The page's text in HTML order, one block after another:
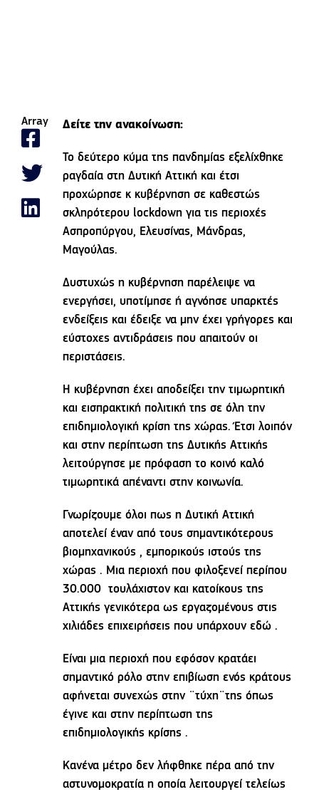
Array Δείτε την ανακοίνωση:
Το δεύτερο κύμα της πανδημίας εξελίχθηκε
ραγδαία στη Δυτική Αττική και έτσι
προχώρησε κ κυβέρνηση σε καθεστώς
σκληρότερου lockdown για τις περιοχές
Ασπροπύργου, Ελευσίνας, Μάνδρας,
Μαγούλας.
Δυστυχώς η κυβέρνηση παρέλειψε να
ενεργήσει, υποτίμησε ή αγνόησε υπαρκτές
ενδείξεις και έδειξε να μην έχει γρήγορες και
εύστοχες αντιδράσεις που απαιτούν οι
περιστάσεις.
Η κυβέρνηση έχει αποδείξει την τιμωρητική
και εισπρακτική πολιτική της σε όλη την
επιδημιολογική κρίση της χώρας. Έτσι λοιπόν
και στην περίπτωση της Δυτικής Αττικής
λειτούργησε με πρόφαση το κοινό καλό
τιμωρητικά απέναντι στην κοινωνία.
Γνωρίζουμε όλοι πως η Δυτική Αττική
αποτελεί έναν από τους σημαντικότερους
βιομηχανικούς , εμπορικούς ιστούς της
χώρας . Μια περιοχή που φιλοξενεί περίπου
30.000 τουλάχιστον και κατοίκους της
Αττικής γενικότερα ως εργαζομένους στις
χιλιάδες επιχειρήσεις που υπάρχουν εδώ .
Είναι μια περιοχή που εφόσον κρατάει
σημαντικό ρόλο στην επιβίωση ενός κράτους
αφήνεται συνεχώς στην ¨τύχη¨της όπως
έγινε και στην περίπτωση της
επιδημιολογικής κρίσης .
Κανένα μέτρο δεν λήφθηκε πέρα από την
αστυνομοκρατία η οποία λειτουργεί τελείως